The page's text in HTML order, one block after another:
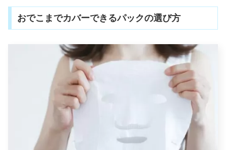
おでこまでカバーできるパックの選び方